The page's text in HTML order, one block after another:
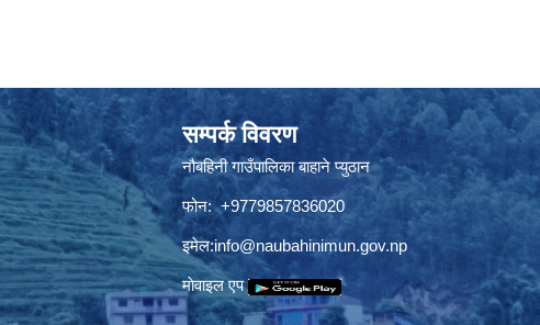
सम्पर्क विवरण
नौबहिनी गाउँपालिका बाहाने प्युठान
फोन: +9779857836020
इमेल:info@naubahinimun.gov.np
माेवाइल एप